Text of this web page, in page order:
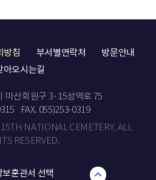
방침 부서별연락처
방문안내
아오시는길
마산회원구 3·15성역로 75
FAX. 055)253-0319
NATIONAL CEMETERY. ALL
RESERVED.
보훈관서 선택